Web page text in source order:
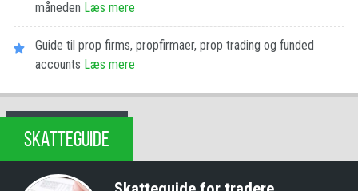
måneden Læs mere
Guide til prop firms, propfirmaer, prop trading og funded
accounts Læs mere
SKATTEGUIDE